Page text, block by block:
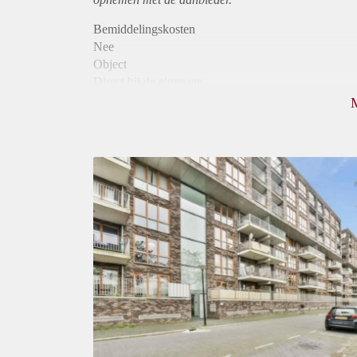
Bemiddelingskosten
Nee
Object
Huurtoeslag
Niet mogelijk
Inkomen eis
3,0 X Maandhuur Bruto
Huurtermijn
Onbepaalde termijn
Oplevering
Kaal